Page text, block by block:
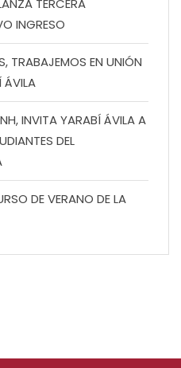
TERCERA
INGRESO
TRABAJEMOS EN UNIÓN
ÁVILA
INVITA YARABÍ ÁVILA A
DEL
DE VERANO DE LA